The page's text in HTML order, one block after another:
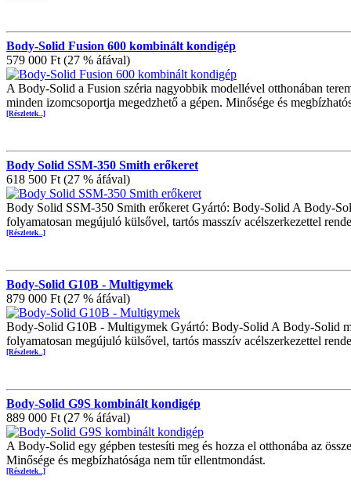
Body-Solid Fusion 600 kombinált kondigép
579 000 Ft (27 % áfával)
A Body-Solid a Fusion széria nagyobbik modellével otthonában
minden izomcsoportja megedzhető a gépen. Minősége és
[Részletek...]
Body Solid SSM-350 Smith erőkeret
618 500 Ft (27 % áfával)
Body Solid SSM-350 Smith erőkeret Gyártó: Body-Solid A Body-
folyamatosan megújuló külsővel, tartós masszív acélszerkezettel
[Részletek...]
Body-Solid G10B - Multigymek
879 000 Ft (27 % áfával)
Body-Solid G10B - Multigymek Gyártó: Body-Solid A Body-Solid
folyamatosan megújuló külsővel, tartós masszív acélszerkezettel
[Részletek...]
Body-Solid G9S kombinált kondigép
889 000 Ft (27 % áfával)
A Body-Solid egy gépben testesíti meg és hozza el otthonába az
Minősége és megbízhatósága nem tűr ellentmondást.
[Részletek...]